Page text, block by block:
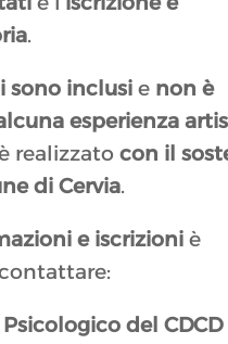
.
sono inclusie non è
esperienza
realizzato con il
di Cervia.
e iscrizioniè
del CDCD